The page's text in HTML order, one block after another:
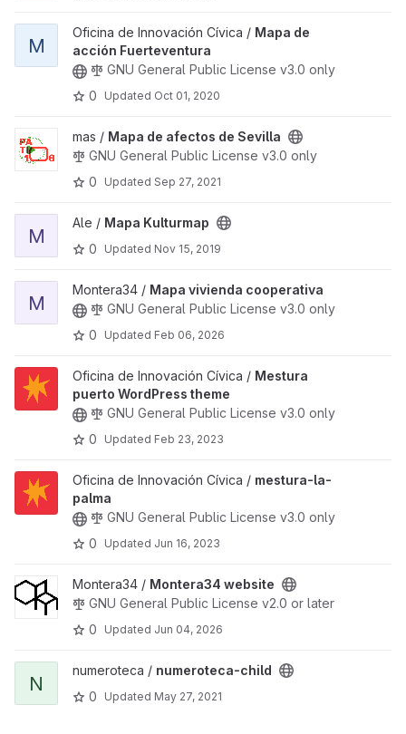
View Mapa de acción Fuerteventura project
M
Oficina de Innovación Cívica / Mapa de
acción Fuerteventura
GNU General Public License v3.0 only
0
Updated Oct 01, 2020
View Mapa de afectos de Sevilla project
mas / Mapa de afectos de Sevilla
GNU General Public License v3.0 only
0
Updated Sep 27, 2021
View Mapa Kulturmap project
M
Ale / Mapa Kulturmap
0
Updated Nov 15, 2019
View Mapa vivienda cooperativa project
M
Montera34 / Mapa vivienda cooperativa
GNU General Public License v3.0 only
0
Updated Feb 06, 2026
View Mestura puerto WordPress theme project
Oficina de Innovación Cívica / Mestura
puerto WordPress theme
GNU General Public License v3.0 only
0
Updated Feb 23, 2023
View mestura-la-palma project
Oficina de Innovación Cívica / mestura-la-
palma
GNU General Public License v3.0 only
0
Updated Jun 16, 2023
View Montera34 website project
Montera34 / Montera34 website
GNU General Public License v2.0 or later
0
Updated Jun 04, 2026
View numeroteca-child project
N
numeroteca / numeroteca-child
0
Updated May 27, 2021